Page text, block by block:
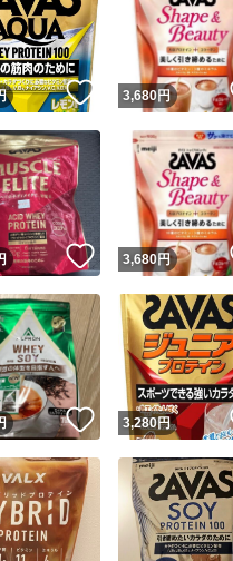
ユーザー
マが定めた一定の基準を満た
品者
出品者 Yahoo!フリマの
績◯+ このユーザーは
この商品の情
画像の無断転載は禁止されてい
ーは1商品につき1回です
いいね！
3,680円
いいね！
3,680円
いいね！
3,280円